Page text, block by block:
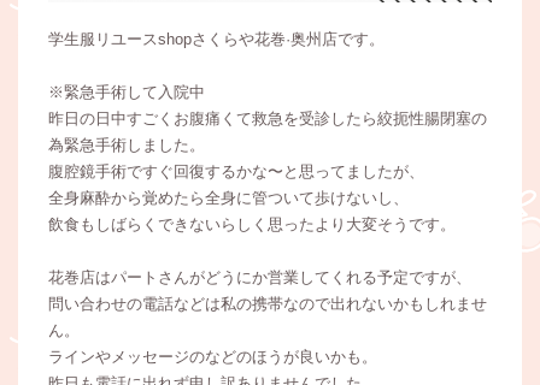
学生服リユースshopさくらや花巻·奥州店です。
※緊急手術して入院中
昨日の日中すごくお腹痛くて救急を受診したら絞扼性腸閉塞の
為緊急手術しました。
腹腔鏡手術ですぐ回復するかな〜と思ってましたが、
全身麻酔から覚めたら全身に管ついて歩けないし、
飲食もしばらくできないらしく思ったより大変そうです。
花巻店はパートさんがどうにか営業してくれる予定ですが、
問い合わせの電話などは私の携帯なので出れないかもしれませ
ん。
ラインやメッセージのなどのほうが良いかも。